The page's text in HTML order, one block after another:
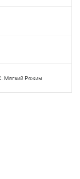
Мягкий Режим